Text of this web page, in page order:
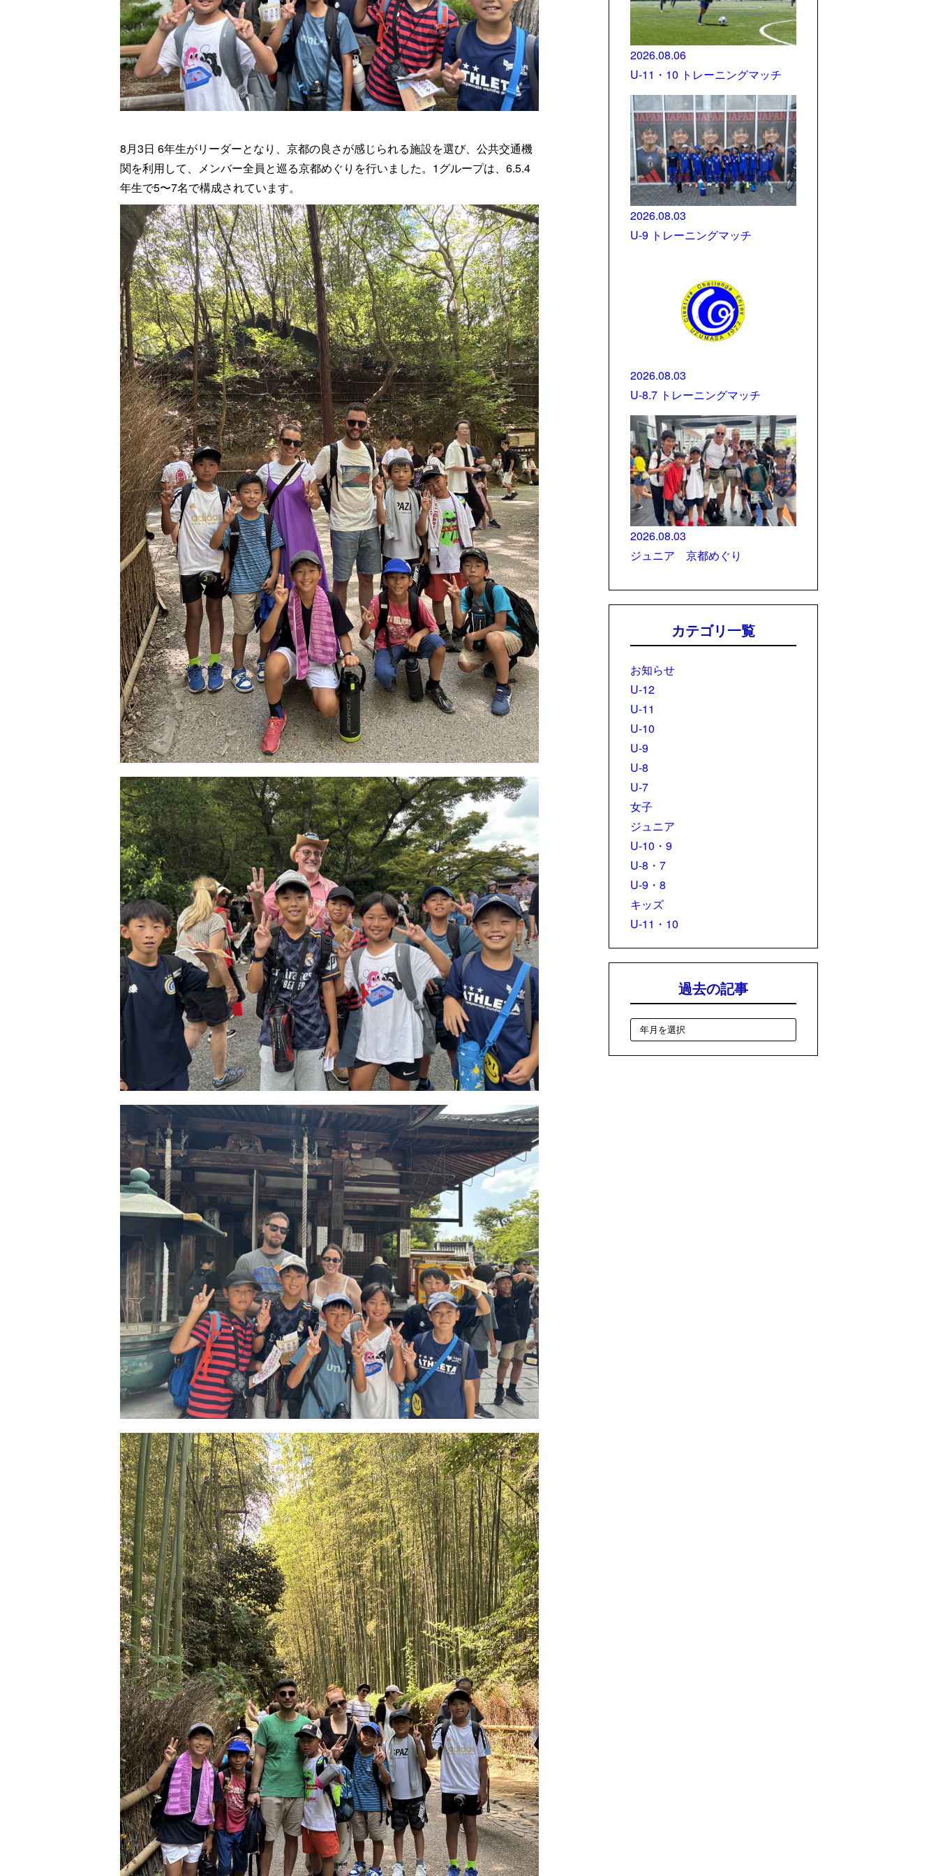
8月3日 6年生がリーダーとなり、京都の良さが感じられる施設を選び、公共交通機
関を利用して、メンバー全員と巡る京都めぐりを行いました。1グループは、6.5.4
年生で5〜7名で構成されています。
2026.08.06
U-11・10 トレーニングマッチ
2026.08.03
U-9 トレーニングマッチ
2026.08.03
U-8.7 トレーニングマッチ
2026.08.03
ジュニア 京都めぐり
カテゴリ一覧
お知らせ
U-12
U-11
U-10
U-9
U-8
U-7
女子
ジュニア
U-10・9
U-8・7
U-9・8
キッズ
U-11・10
過去の記事